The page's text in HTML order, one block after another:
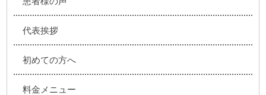
代表挨拶
初めての方へ
料金メニュー